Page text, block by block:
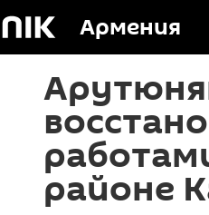
Армения
районе